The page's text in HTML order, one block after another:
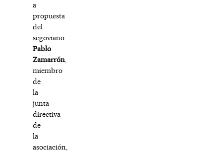
a
propuesta
del
segoviano
Pablo
Zamarrón,
miembro
de
la
junta
directiva
de
la
asociación,